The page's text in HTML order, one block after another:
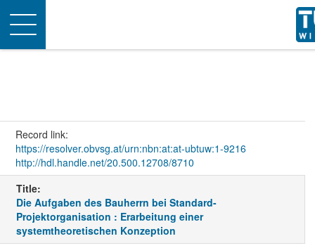
Toggle
navigation
Record link:
https://resolver.obvsg.at/urn:nbn:at:at-ubtuw:1-9216
http://hdl.handle.net/20.500.12708/8710
Title:
Die Aufgaben des Bauherrn bei Standard-
Projektorganisation : Erarbeitung einer
systemtheoretischen Konzeption